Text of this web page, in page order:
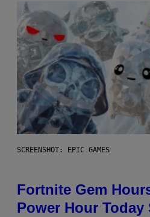
SCREENSHOT: EPIC GAMES
Fortnite Gem
Power Hour Today